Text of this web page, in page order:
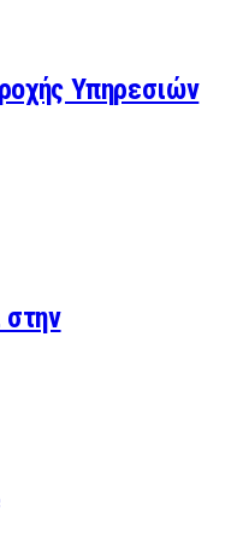
Υπηρεσιών
στην